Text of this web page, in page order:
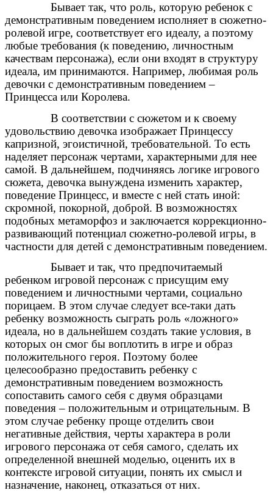
Бывает так, что роль, которую ребенок с
демонстративным поведением исполняет в сюжетно-
ролевой игре, соответствует его идеалу, а поэтому
любые требования (к поведению, личностным
качествам персонажа), если они входят в структуру
идеала, им принимаются. Например, любимая роль
девочки с демонстративным поведением –
Принцесса или Королева.
В соответствии с сюжетом и к своему
удовольствию девочка изображает Принцессу
капризной, эгоистичной, требовательной. То есть
наделяет персонаж чертами, характерными для нее
самой. В дальнейшем, подчиняясь логике игрового
сюжета, девочка вынуждена изменить характер,
поведение Принцесс, и вместе с ней стать иной:
скромной, покорной, доброй. В возможностях
подобных метаморфоз и заключается коррекционно-
развивающий потенциал сюжетно-ролевой игры, в
частности для детей с демонстративным поведением.
Бывает и так, что предпочитаемый
ребенком игровой персонаж с присущим ему
поведением и личностными чертами, социально
порицаем. В этом случае следует все-таки дать
ребенку возможность сыграть роль «ложного»
идеала, но в дальнейшем создать такие условия, в
которых он смог бы воплотить в игре и образ
положительного героя. Поэтому более
целесообразно предоставить ребенку с
демонстративным поведением возможность
сопоставить самого себя с двумя образцами
поведения – положительным и отрицательным. В
этом случае ребенку проще отделить свои
негативные действия, черты характера в роли
игрового персонажа от себя самого, сделать их
определенной внешней моделью, оценить их в
контексте игровой ситуации, понять их смысл и
назначение, наконец, отказаться от них.